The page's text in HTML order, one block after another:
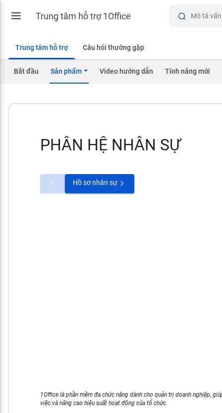
Trung tâm hỗ trợ 1Office
Trung tâm hỗ trợ Câu hỏi thường gặp
Bắt đầu Sản phẩm Video hướng dẫn Tính năng mới
PHÂN HỆ NHÂN SỰ
Hồ sơ nhân sự
1Office là phần mềm đa chức năng dành cho quản trị doanh nghiệp,
việc và nâng cao hiệu suất hoạt động của tổ chức.